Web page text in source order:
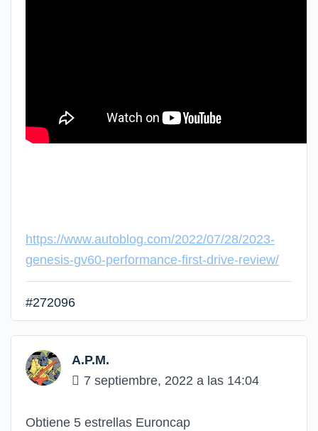
https://www.autoblog.com/2022/07/28/2023-
genesis-gv60-performance-first-drive-review/
#272096
A.P.M.
7 septiembre, 2022 a las 14:04
Obtiene 5 estrellas Euroncap